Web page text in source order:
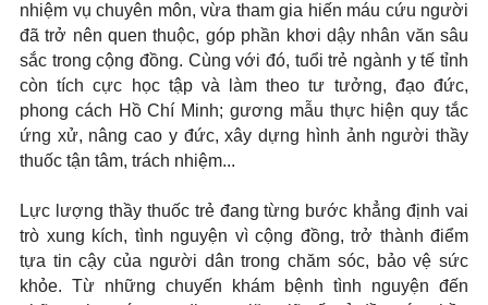
nhiệm vụ chuyên môn, vừa tham gia hiến máu cứu người
đã trở nên quen thuộc, góp phần khơi dậy nhân văn sâu
sắc trong cộng đồng. Cùng với đó, tuổi trẻ ngành y tế tỉnh
còn tích cực học tập và làm theo tư tưởng, đạo đức,
phong cách Hồ Chí Minh; gương mẫu thực hiện quy tắc
ứng xử, nâng cao y đức, xây dựng hình ảnh người thầy
thuốc tận tâm, trách nhiệm...
Lực lượng thầy thuốc trẻ đang từng bước khẳng định vai
trò xung kích, tình nguyện vì cộng đồng, trở thành điểm
tựa tin cậy của người dân trong chăm sóc, bảo vệ sức
khỏe. Từ những chuyến khám bệnh tình nguyện đến